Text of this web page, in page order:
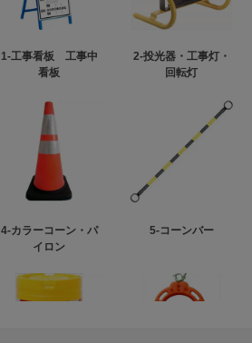
1-工事看板 工事中
看板
2-投光器・工事灯・
回転灯
4-カラーコーン・パ
イロン
5-コーンバー